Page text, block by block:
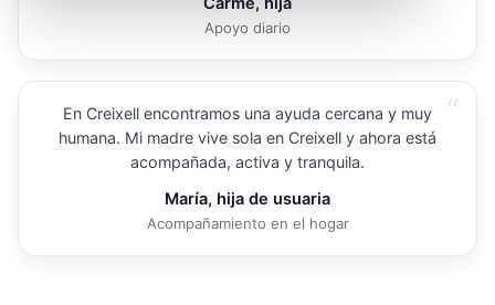
Apoyo diario
“
En Creixell encontramos una ayuda cercana y muy
humana. Mi madre vive sola en Creixell y ahora está
acompañada, activa y tranquila.
María, hija de usuaria
Acompañamiento en el hogar